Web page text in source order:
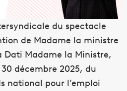
du spectacle
de Madame la ministre
Dati Madame la Ministre,
décembre 2025, du
national pour l’emploi